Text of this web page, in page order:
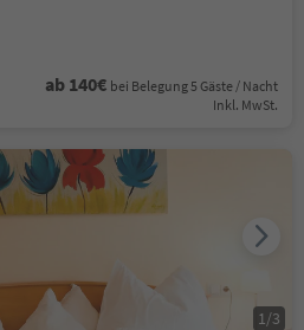
ab 140€ bei Belegung 5 Gäste / Nacht
Inkl. MwSt.
1 /3